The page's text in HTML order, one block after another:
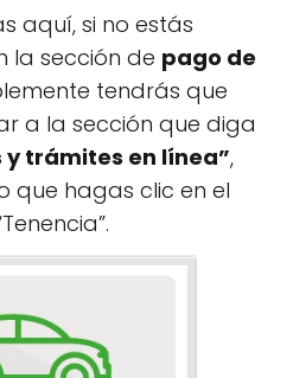
aquí, si no estás
la sección de pago de
tendrás que
a la sección que diga
y trámites en línea”,
que hagas clic en el